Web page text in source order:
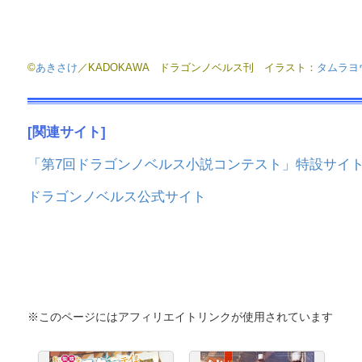
©あきさけ ／KADOKAWA ドラゴンノベルス刊 イラスト： タムラヨ
[関連サイト]
「第7回ドラゴンノベルス小説コンテスト」特設サイト
ドラゴンノベルス公式サイト
※このページにはアフィリエイトリンクが使用されています